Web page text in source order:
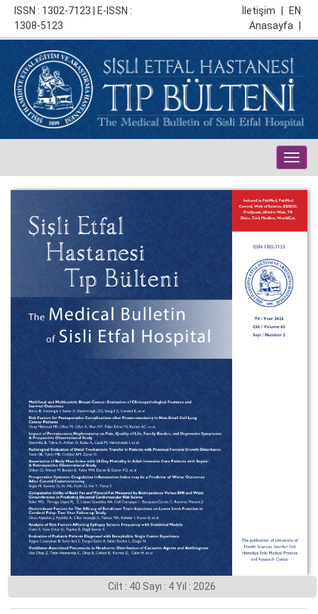
ISSN : 1302-7123 | E-ISSN :
1308-5123
EN
İletişim
Anasayfa
Cilt : 40 Sayı : 4 Yıl : 2026